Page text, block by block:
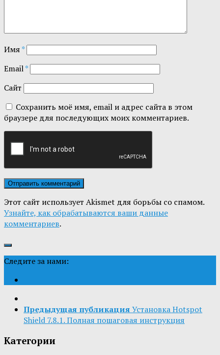
Имя*
Email*
Сайт
Сохранить моё имя, email и адрес сайта в этом
браузере для последующих моих комментариев.
Этот сайт использует Akismet для борьбы со спамом.
Узнайте, как обрабатываются ваши данные
комментариев.
Следите за нами:
Предыдущая публикация Установка Hotspot
Shield 7.8.1. Полная пошаговая инструкция
Категории